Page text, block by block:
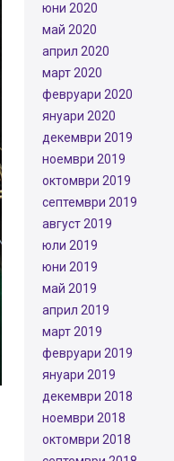
юни 2020
май 2020
април 2020
март 2020
февруари 2020
януари 2020
декември 2019
ноември 2019
октомври 2019
септември 2019
август 2019
юли 2019
юни 2019
май 2019
април 2019
март 2019
февруари 2019
януари 2019
декември 2018
ноември 2018
октомври 2018